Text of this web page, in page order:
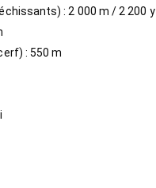
: 2 000 m / 2 200 y
: 550 m